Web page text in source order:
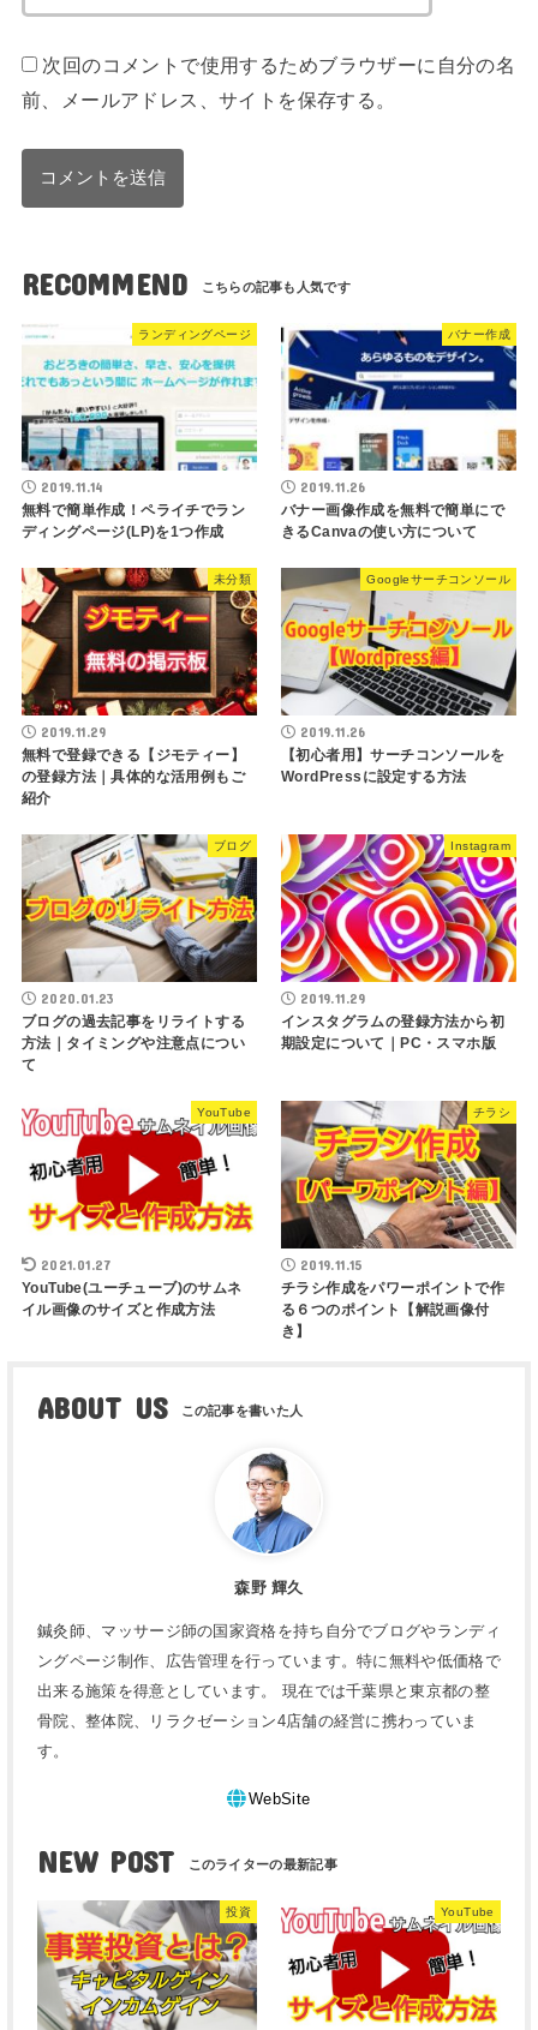
次回のコメントで使用するためブラウザーに自分の名
前、メールアドレス、サイトを保存する。
RECOMMEND
ランディングページ
2019.11.14
無料で簡単作成！ペライチでラン
ディングページ(LP)を1つ作成
バナー作成
2019.11.26
バナー画像作成を無料で簡単にで
きるCanvaの使い方について
未分類
2019.11.29
無料で登録できる【ジモティー】
の登録方法｜具体的な活用例もご
紹介
Googleサーチコンソール
2019.11.26
【初心者用】サーチコンソールを
WordPressに設定する方法
ブログ
2020.01.23
ブログの過去記事をリライトする
方法｜タイミングや注意点につい
て
Instagram
2019.11.29
インスタグラムの登録方法から初
期設定について｜PC・スマホ版
YouTube
2021.01.27
YouTube(ユーチューブ)のサムネ
イル画像のサイズと作成方法
チラシ
2019.11.15
チラシ作成をパワーポイントで作
る６つのポイント【解説画像付
き】
ABOUT US
森野 輝久
鍼灸師、マッサージ師の国家資格を持ち自分でブログやランディ
ングページ制作、広告管理を行っています。特に無料や低価格で
出来る施策を得意としています。 現在では千葉県と東京都の整
骨院、整体院、リラクゼーション4店舗の経営に携わっていま
す。
WebSite
NEW POST
投資 YouTube